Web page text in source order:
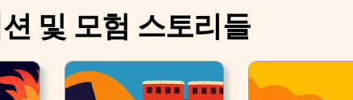
및 모험 스토리들